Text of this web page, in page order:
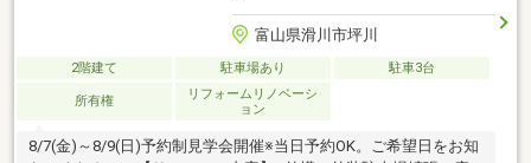
富山県滑川市坪川
2階建て 駐車場あり 駐車3台
所有権
リフォームリノベーシ
ョン
8/7(金)～8/9(日)予約制見学会開催※当日予約OK。ご希望日をお知